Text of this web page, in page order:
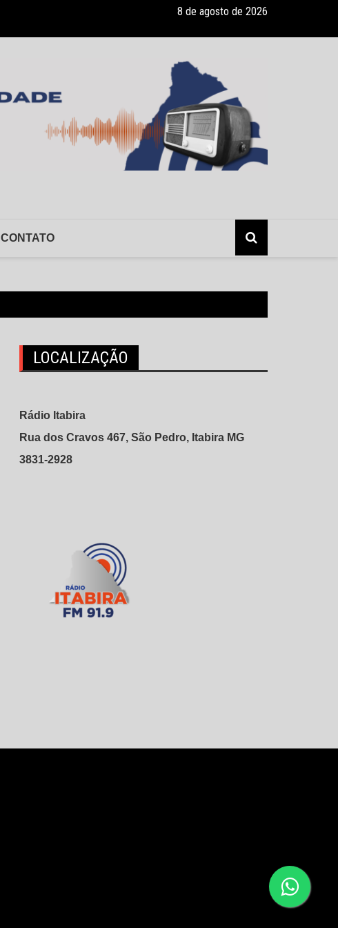
Novo convênio com a Associação Nosso Lar garante atendimento a crianças
8 de agosto de 2026
CONTATO
LOCALIZAÇÃO
Rádio Itabira
Rua dos Cravos 467, São Pedro, Itabira MG
3831-2928